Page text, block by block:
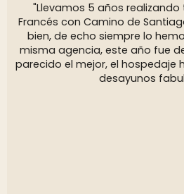
"Llevamos 5 años
Francés con Camino de
bien, de echo siempre lo
misma agencia, este año fue
parecido el mejor, el hospedaje
desayunos